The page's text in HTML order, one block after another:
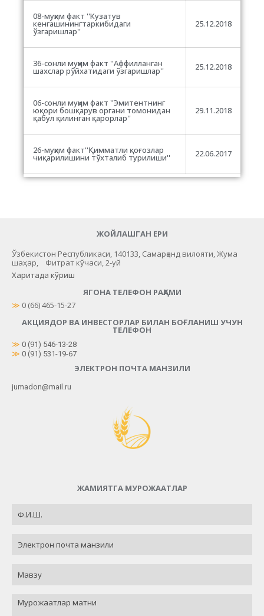
08-муҳим факт ''Кузатув
кенгашинингтаркибидаги
ўзгаришлар''
25.12.2018
36-сонли муҳим факт ''Аффилланган
шахслар рўйхатидаги ўзгаришлар'' 25.12.2018
06-сонли муҳим факт ''Эмитентнинг
юқори бошқарув органи томонидан
қабул қилинган қарорлар''
29.11.2018
26-муҳим факт''Қимматли қоғозлар
чиқарилишини тўхталиб турилиши'' 22.06.2017
ЖОЙЛАШГАН ЕРИ
Ўзбекистон Республикаси, 140133, Самарқанд вилояти, Жума
шаҳар, Фитрат кўчаси, 2-уй
Харитада кўриш
ЯГОНА ТЕЛЕФОН РАҚАМИ
≫ 0 (66) 465-15-27
АКЦИЯДОР ВА ИНВЕСТОРЛАР БИЛАН БОҒЛАНИШ УЧУН
ТЕЛЕФОН
≫ 0 (91) 546-13-28
≫ 0 (91) 531-19-67
ЭЛЕКТРОН ПОЧТА МАНЗИЛИ
jumadon@mail.ru
ЖАМИЯТГА МУРОЖААТЛАР